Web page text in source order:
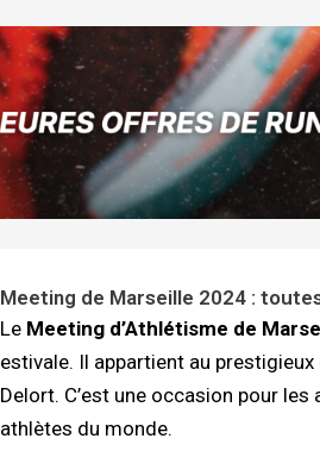
Meeting de Marseille 2024 :
Le Meeting d’Athlétisme de
estivale. Il appartient au
Delort. C’est une occasion pour
athlètes du monde.